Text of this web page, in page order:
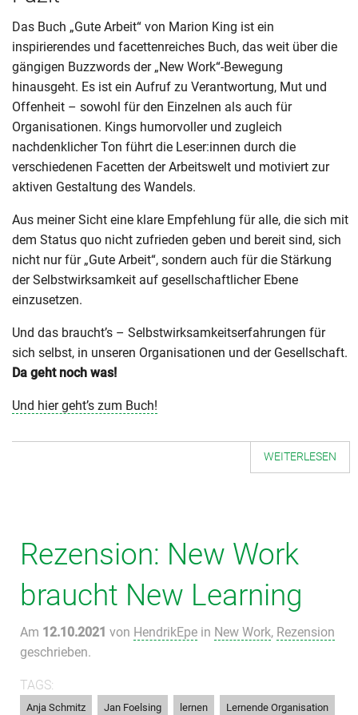
Das Buch „Gute Arbeit“ von Marion King ist ein
inspirierendes und facettenreiches Buch, das weit über die
gängigen Buzzwords der „New Work“-Bewegung
hinausgeht. Es ist ein Aufruf zu Verantwortung, Mut und
Offenheit – sowohl für den Einzelnen als auch für
Organisationen. Kings humorvoller und zugleich
nachdenklicher Ton führt die Leser:innen durch die
verschiedenen Facetten der Arbeitswelt und motiviert zur
aktiven Gestaltung des Wandels.
Aus meiner Sicht eine klare Empfehlung für alle, die sich mit
dem Status quo nicht zufrieden geben und bereit sind, sich
nicht nur für „Gute Arbeit“, sondern auch für die Stärkung
der Selbstwirksamkeit auf gesellschaftlicher Ebene
einzusetzen.
Und das braucht’s – Selbstwirksamkeitserfahrungen für
sich selbst, in unseren Organisationen und der Gesellschaft.
Da geht noch was!
Und hier geht’s zum Buch!
WEITERLESEN
Rezension: New Work
braucht New Learning
Am 12.10.2021 von HendrikEpe in New Work, Rezension
geschrieben.
TAGS:
Anja Schmitz Jan Foelsing lernen Lernende Organisation